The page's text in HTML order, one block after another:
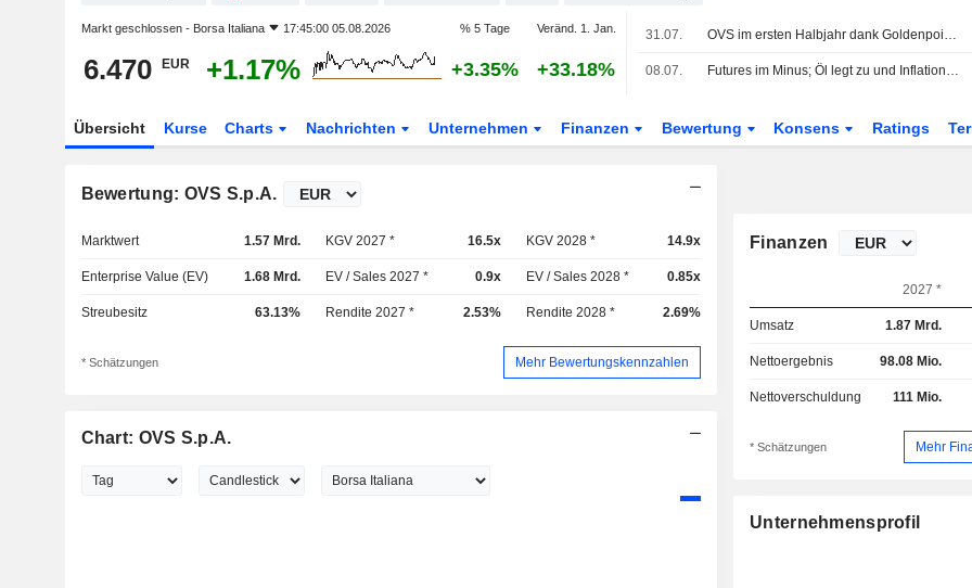
Markt geschlossen - Borsa Italiana 17:45:00 05.08.2026 % 5 Tage Veränd. 1. Jan.
6.470 EUR +1.17% +3.35% +33.18%
31.07. OVS im ersten Halbjahr dank Goldenpoint um 10% gewachsen
08.07. Futures im Minus; Öl legt zu und Inflationssorgen nehmen zu
Übersicht Kurse Charts Nachrichten Unternehmen Finanzen Bewertung Konsens Ratings
Bewertung: OVS S.p.A.
Marktwert 1.57 Mrd. KGV 2027 * 16.5x KGV 2028 * 14.9x
Enterprise Value (EV) 1.68 Mrd. EV / Sales 2027 * 0.9x EV / Sales 2028 * 0.85x
Streubesitz 63.13% Rendite 2027 * 2.53% Rendite 2028 * 2.69%
* Schätzungen Mehr Bewertungskennzahlen
Chart: OVS S.p.A.
Finanzen
2027 *
Umsatz 1.87 Mrd.
Nettoergebnis 98.08 Mio.
Nettoverschuldung 111 Mio.
* Schätzungen Mehr
Unternehmensprofil